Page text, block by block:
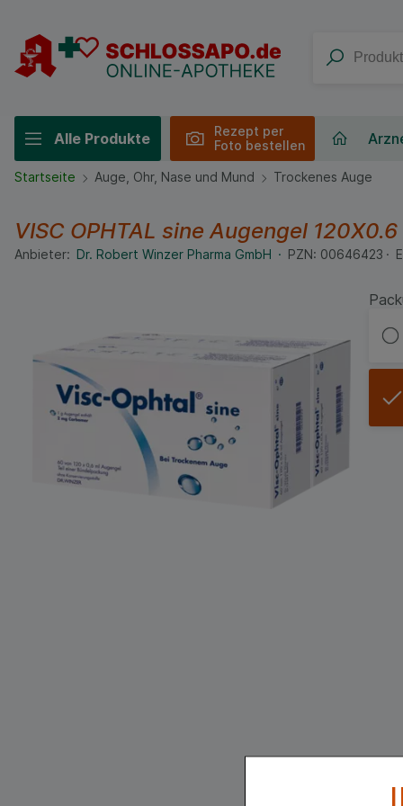
Alle Produkte
Rezept per
Foto bestellen
Startseite Auge, Ohr, Nase und Mund Trockenes Auge
VISC OPHTAL sine Augengel
Anbieter: Dr. Robert Winzer Pharma GmbH PZN: 00646423